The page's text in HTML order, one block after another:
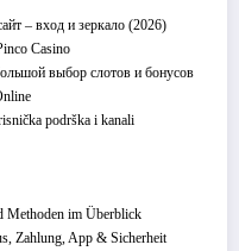
– вход и зеркало (2026)
Casino
выбор слотов и бонусов
podrška i kanali
Methoden im Überblick
Zahlung, App & Sicherheit